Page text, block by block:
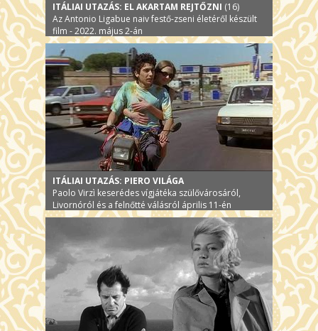
ITÁLIAI UTAZÁS: EL AKARTAM REJTŐZNI (16)
Az Antonio Ligabue naiv festő-zseni életéről készült
film - 2022. május 2-án
ITÁLIAI UTAZÁS: PIERO VILÁGA
Paolo Virzì keserédes vígjátéka szülővárosáról,
Livornóról és a felnőtté válásról április 11-én